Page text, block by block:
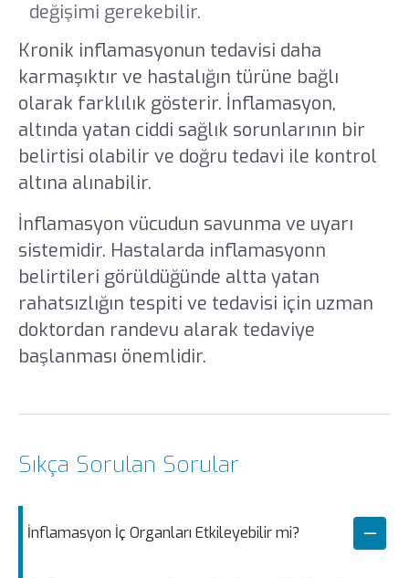
değişimi gerekebilir.
Kronik inflamasyonun tedavisi daha
karmaşıktır ve hastalığın türüne bağlı
olarak farklılık gösterir. İnflamasyon,
altında yatan ciddi sağlık sorunlarının bir
belirtisi olabilir ve doğru tedavi ile kontrol
altına alınabilir.
İnflamasyon vücudun savunma ve uyarı
sistemidir. Hastalarda inflamasyonn
belirtileri görüldüğünde altta yatan
rahatsızlığın tespiti ve tedavisi için uzman
doktordan randevu alarak tedaviye
başlanması önemlidir.
Sıkça Sorulan Sorular
İnflamasyon İç Organları Etkileyebilir mi?